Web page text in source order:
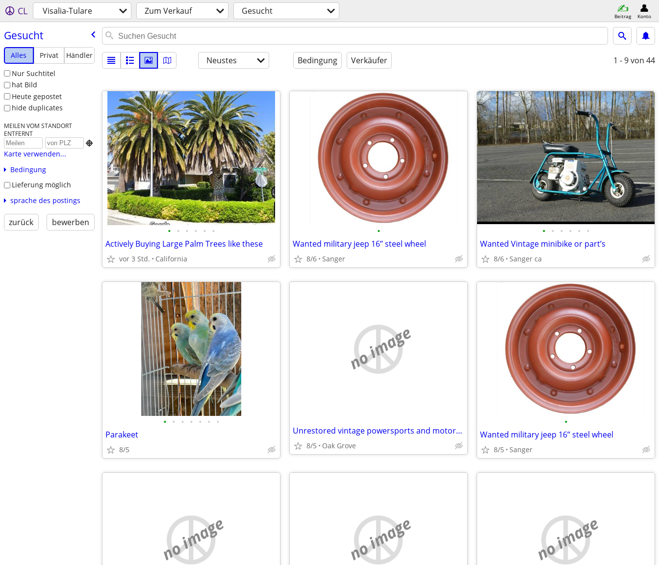
CL Visalia-Tulare Zum Verkauf Gesucht Beitrag Konto
Gesucht
Alles Privat
Händler
Nur Suchtitel
hat Bild
Heute gepostet
hide duplicates
MEILEN VOM STANDORT
ENTFERNT

Karte verwenden...
Bedingung
Lieferung möglich
sprache des postings
zurück bewerben
Neustes Bedingung Verkäufer 1 - 9von 44
• • • • • •
Actively Buying Large Palm Trees like these
vor 3 Std. California
•
Wanted military jeep 16’’ steel wheel
8/6 Sanger
• • • • • •
Wanted Vintage minibike or part’s
8/6 Sanger ca
• • • • • • •
Parakeet
8/5
no image
Unrestored vintage powersports and motorcycles
8/5 Oak Grove
•
Wanted military jeep 16’’ steel wheel
8/5 Sanger
no image no image no image